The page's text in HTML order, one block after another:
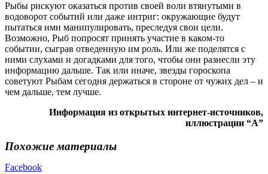
Рыбы рискуют оказаться против своей воли втянутыми в
водоворот событий или даже интриг: окружающие будут
пытаться ими манипулировать, преследуя свои цели.
Возможно, Рыб попросят принять участие в каком-то
событии, сыграв отведенную им роль. Или же поделятся с
ними слухами и догадками для того, чтобы они разнесли эту
информацию дальше. Так или иначе, звезды гороскопа
советуют Рыбам сегодня держаться в стороне от чужих дел – и
чем дальше, тем лучше.
Информация из открытых интернет-источников,
иллюстрации “А”
Похожие материалы
Facebook